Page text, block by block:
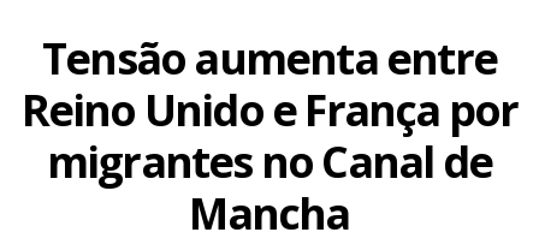
Tensão aumenta entre
Reino Unido e França por
migrantes no Canal de
Mancha